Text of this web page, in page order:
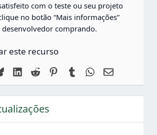
com o teste ou seu projeto
no botão “Mais informações”
comprando.
este recurso
BlueskyLinkedIn
Reddit Pinterest
Tumblr WhatsApp
Email